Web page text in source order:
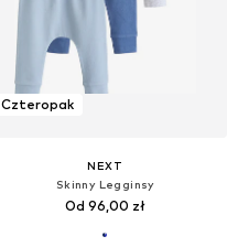
Czteropak
NEXT
Skinny Legginsy
Od 96,00 zł